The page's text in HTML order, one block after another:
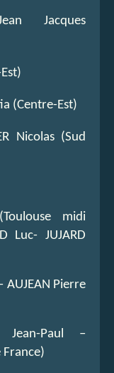
Jacques
(Centre-Est)
Nicolas (Sud
midi
JUJARD
Pierre
Paul –
France)